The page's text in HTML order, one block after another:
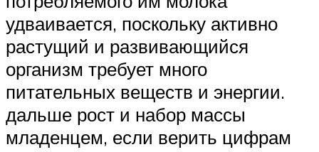
удваивается, поскольку активно
растущий и развивающийся
организм требует много
питательных веществ и энергии.
дальше рост и набор массы
младенцем, если верить цифрам